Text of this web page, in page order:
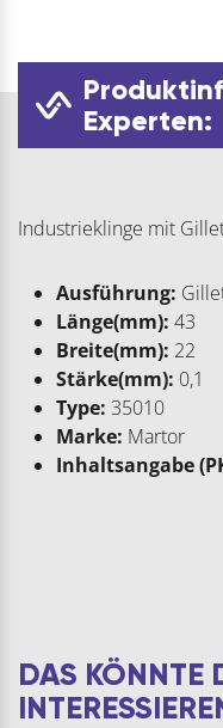
Experten:
Industrieklinge mit
Ausführung:
Länge(mm): 43
Breite(mm): 22
Stärke(mm): 0,1
Type: 35010
Marke: Martor
Inhaltsangabe
DAS KÖNNTE